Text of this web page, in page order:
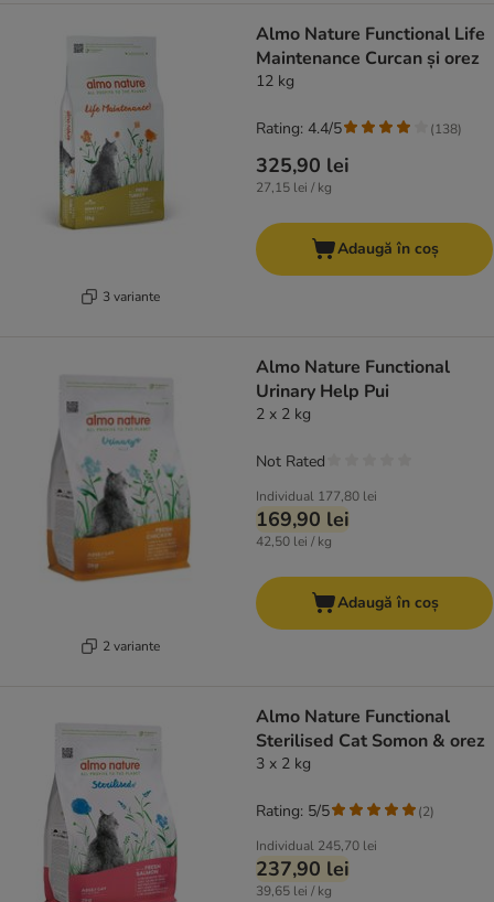
3 variante
Almo Nature Functional Life
Maintenance Curcan și orez
12 kg
325,90 lei
27,15 lei / kg
Rating: 4.4/5 (138)
Adaugă în coș
2 variante
Almo Nature Functional
Urinary Help Pui
2 x 2 kg
Individual 177,80 lei
169,90 lei
42,50 lei / kg
Not Rated
Adaugă în coș
Almo Nature Functional
Sterilised Cat Somon & orez
3 x 2 kg
Individual 245,70 lei
237,90 lei
39,65 lei / kg
Rating: 5/5 (2)